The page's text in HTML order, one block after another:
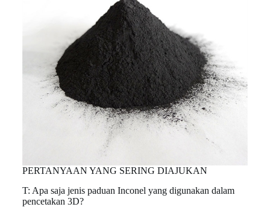
PERTANYAAN YANG SERING DIAJUKAN
T: Apa saja jenis paduan Inconel yang digunakan dalam
pencetakan 3D?